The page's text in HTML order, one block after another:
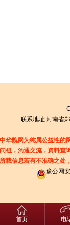
联系地址:河南省
中华魏网为纯属公益性的
问祖，沟通交流，资料查
所载信息若有不准确之处
豫公网
首页 电